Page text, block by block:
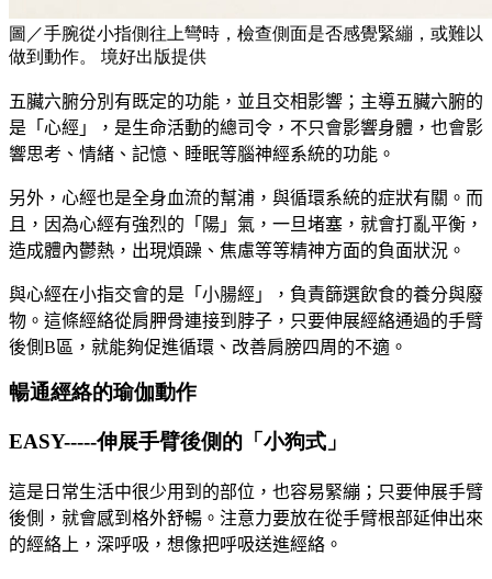
圖／手腕從小指側往上彎時，檢查側面是否感覺緊繃，或難以
做到動作。 境好出版提供
五臟六腑分別有既定的功能，並且交相影響；主導五臟六腑的
是「心經」，是生命活動的總司令，不只會影響身體，也會影
響思考、情緒、記憶、睡眠等腦神經系統的功能。
另外，心經也是全身血流的幫浦，與循環系統的症狀有關。而
且，因為心經有強烈的「陽」氣，一旦堵塞，就會打亂平衡，
造成體內鬱熱，出現煩躁、焦慮等等精神方面的負面狀況。
與心經在小指交會的是「小腸經」，負責篩選飲食的養分與廢
物。這條經絡從肩胛骨連接到脖子，只要伸展經絡通過的手臂
後側B區，就能夠促進循環、改善肩膀四周的不適。
暢通經絡的瑜伽動作
EASY-----伸展手臂後側的「小狗式」
這是日常生活中很少用到的部位，也容易緊繃；只要伸展手臂
後側，就會感到格外舒暢。注意力要放在從手臂根部延伸出來
的經絡上，深呼吸，想像把呼吸送進經絡。